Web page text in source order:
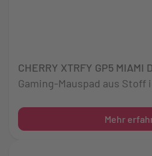
CHERRY XTRFY GP5 MIAMI
Gaming-Mauspad aus Stoff
Mehr